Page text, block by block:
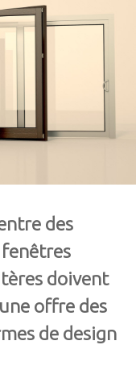
des
doivent
offre des
de design